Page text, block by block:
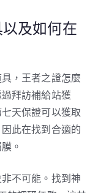
及如何在
，王者之證怎麼
拜訪補給站獲
天保證可以獲取
此在找到合適的
。
不可能。找到神